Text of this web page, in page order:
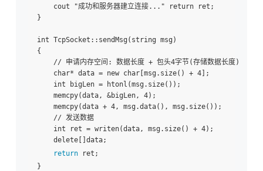
cout "成功和服务器建立连接..." return ret;
}
int TcpSocket::sendMsg(string msg)
{
// 申请内存空间: 数据长度 + 包头4字节(存储数据长度)
char* data = new char[msg.size() + 4];
int bigLen = htonl(msg.size());
memcpy(data, &bigLen, 4);
memcpy(data + 4, msg.data(), msg.size());
// 发送数据
int ret = writen(data, msg.size() + 4);
delete[]data;
return ret;
}